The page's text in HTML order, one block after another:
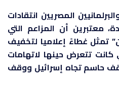
المصريين انتقادات
معتبرين أن المزاعم التي
غطاءً إعلاميا لتخفيف
كانت تتعرض حينها لاتهامات
حاسم تجاه إسرائيل ووقف